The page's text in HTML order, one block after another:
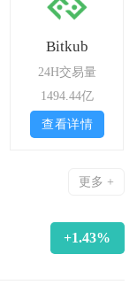
Bitkub
24H交易量
1494.44亿
查看详情
更多 +
+1.43%